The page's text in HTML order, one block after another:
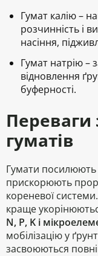
Гумат калію–
розчинність і
насіння,
Гумат натрію–
відновлення
буферності.
Переваги
гуматів
Гумати посилюють
прискорюють
кореневої
краще
N, P, K і
мобілізацію у
засвоюються